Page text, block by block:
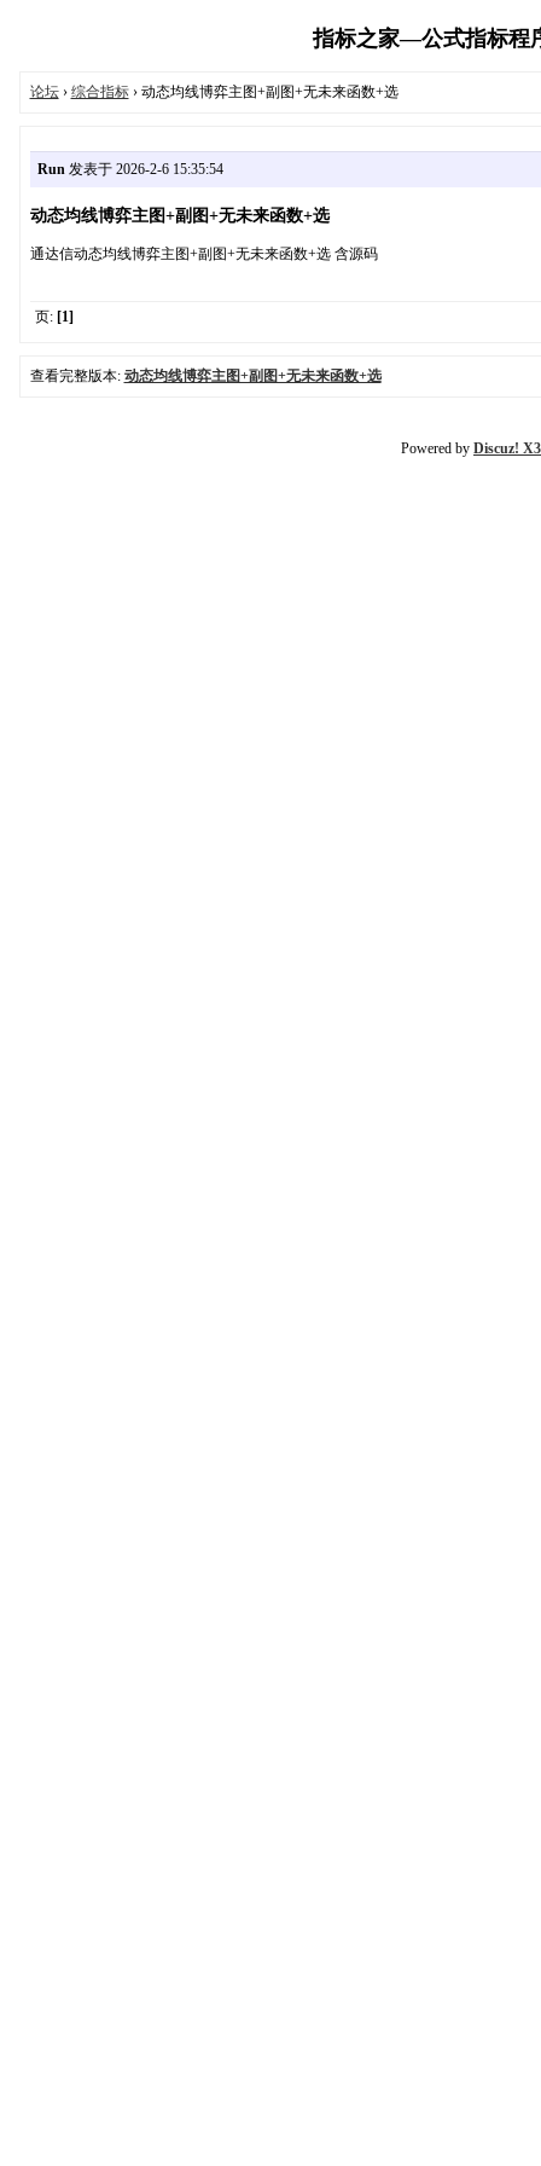
指标之家—公式指标程
论坛› 综合指标› 动态均线博弈主图+副图+无未来函数+选
Run发表于 2026-2-6 15:35:54
动态均线博弈主图+副图+无未来函数+选
通达信动态均线博弈主图+副图+无未来函数+选 含源码
页: [1]
查看完整版本: 动态均线博弈主图+副图+无未来函数+选
Powered by Discuz!